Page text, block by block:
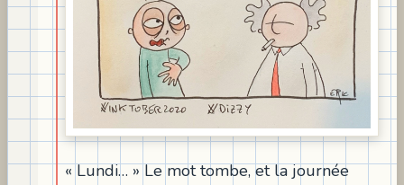
« Lundi… » Le mot tombe, et la journée